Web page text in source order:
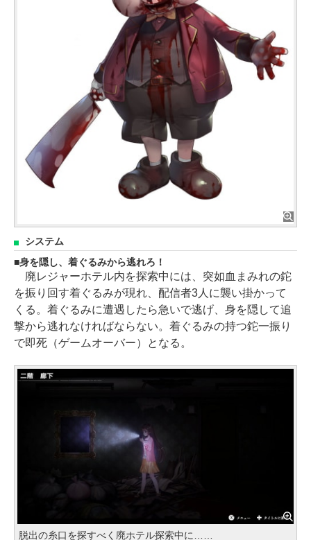
システム
身を隠し、着ぐるみから逃れろ！
廃レジャーホテル内を探索中には、突如血まみれの鉈
を振り回す着ぐるみが現れ、配信者3人に襲い掛かって
くる。着ぐるみに遭遇したら急いで逃げ、身を隠して追
撃から逃れなければならない。着ぐるみの持つ鉈一振り
で即死（ゲームオーバー）となる。
脱出の糸口を探すべく廃ホテル探索中に……